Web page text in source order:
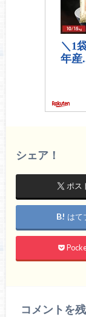
シェア！
ポス
はて
コメントを